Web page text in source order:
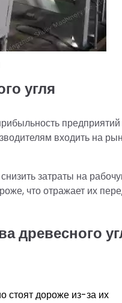
угля
входить на
затраты на
что отражает их
древесного
дороже из-за их